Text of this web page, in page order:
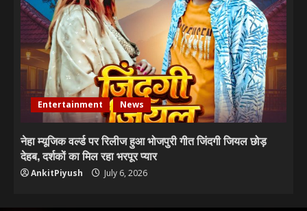
Entertainment News
नेहा म्यूजिक वर्ल्ड पर रिलीज हुआ भोजपुरी गीत जिंदगी जियल छोड़
देहब, दर्शकों का मिल रहा भरपूर प्यार
AnkitPiyush July 6, 2026